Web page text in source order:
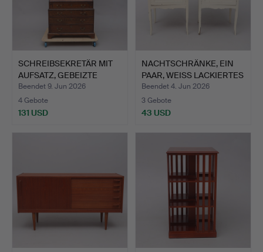
SCHREIBSEKRETÄR MIT
AUFSATZ, GEBEIZTE
EICH…
Beendet 9. Jun 2026
4 Gebote
131 USD
NACHTSCHRÄNKE, EIN
PAAR, WEISS LACKIERTES
…
Beendet 4. Jun 2026
3 Gebote
43 USD